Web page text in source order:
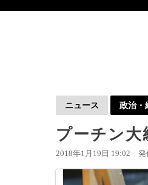
ニュース 政治・
プーチン大
2018年1月19日 19:02 発